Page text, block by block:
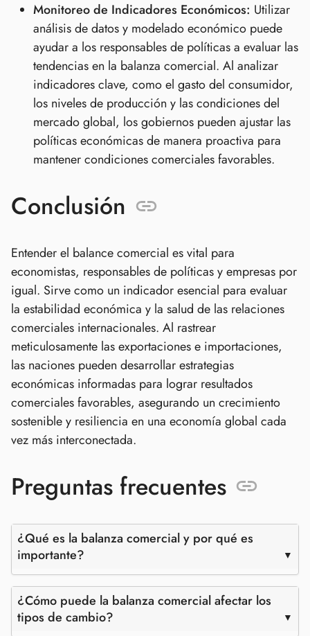
Monitoreo de Indicadores Económicos: Utilizar
análisis de datos y modelado económico puede
ayudar a los responsables de políticas a evaluar las
tendencias en la balanza comercial. Al analizar
indicadores clave, como el gasto del consumidor,
los niveles de producción y las condiciones del
mercado global, los gobiernos pueden ajustar las
políticas económicas de manera proactiva para
mantener condiciones comerciales favorables.
Conclusión
Entender el balance comercial es vital para
economistas, responsables de políticas y empresas por
igual. Sirve como un indicador esencial para evaluar
la estabilidad económica y la salud de las relaciones
comerciales internacionales. Al rastrear
meticulosamente las exportaciones e importaciones,
las naciones pueden desarrollar estrategias
económicas informadas para lograr resultados
comerciales favorables, asegurando un crecimiento
sostenible y resiliencia en una economía global cada
vez más interconectada.
Preguntas frecuentes
¿Qué es la balanza comercial y por qué es
importante?
¿Cómo puede la balanza comercial afectar los
tipos de cambio?